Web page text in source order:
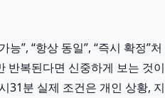
”, “항상 동일”, “즉시 확정”처
반복된다면 신중하게 보는 것이
31분 실제 조건은 개인 상황, 지